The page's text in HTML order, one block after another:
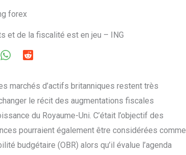
et de la fiscalité est en jeu – ING
marchés d’actifs britanniques restent très
le récit des augmentations fiscales
du Royaume-Uni. C’était l’objectif des
pourraient également être considérées comme
budgétaire (OBR) alors qu’il évalue l’agenda